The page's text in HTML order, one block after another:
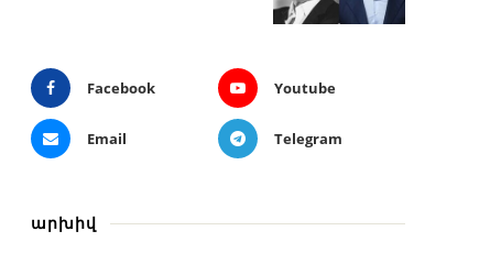
Facebook Youtube
Email Telegram
արխիվ